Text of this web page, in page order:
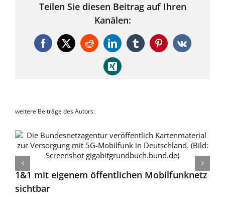
Teilen Sie diesen Beitrag auf Ihren
Kanälen:
Facebook
X RedditLinkedInTumblrPinterest
Vk
Xing
weitere Beiträge des Autors:
1&1 mit eigenem öffentlichen Mobilfunknetz
sichtbar